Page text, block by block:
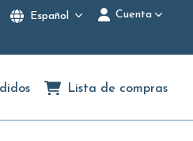
Español Cuenta
Lista de compras